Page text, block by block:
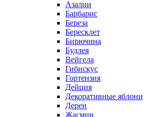
Азалии
Барбарис
Береза
Бересклет
Бирючина
Будлея
Вейгела
Гибискус
Гортензия
Дейция
Декоративные яблони
Дерен
Жасмин